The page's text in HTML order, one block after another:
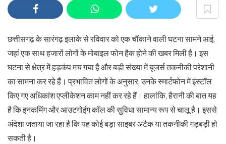
छत्तीसगढ़ के सारंगढ़ इलाके से रविवार को एक चौंकाने वाली घटना सामने आई,
जहां एक साथ हजारों लोगों के मोबाइल फोन हैक होने की खबर मिली है। इस
घटना से क्षेत्र में हड़कंप मच गया है और बड़ी संख्या में यूजर्स तकनीकी परेशानी
का सामना कर रहे हैं। प्रभावित लोगों के अनुसार, उनके स्मार्टफोन में इंस्टॉल
किए गए अधिकांश एप्लीकेशन काम नहीं कर रहे हैं। हालांकि, हैरानी की बात यह
है कि इनकमिंग और आउटगोइंग कॉल की सुविधा सामान्य रूप से चालू है। इससे
अंदेशा जताया जा रहा है कि यह कोई बड़ा साइबर अटैक या तकनीकी गड़बड़ी हो
सकती है।